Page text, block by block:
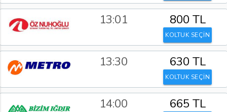
13:01 800 TL
KOLTUK SEÇİN
13:30 630 TL
KOLTUK SEÇİN
14:00 665 TL